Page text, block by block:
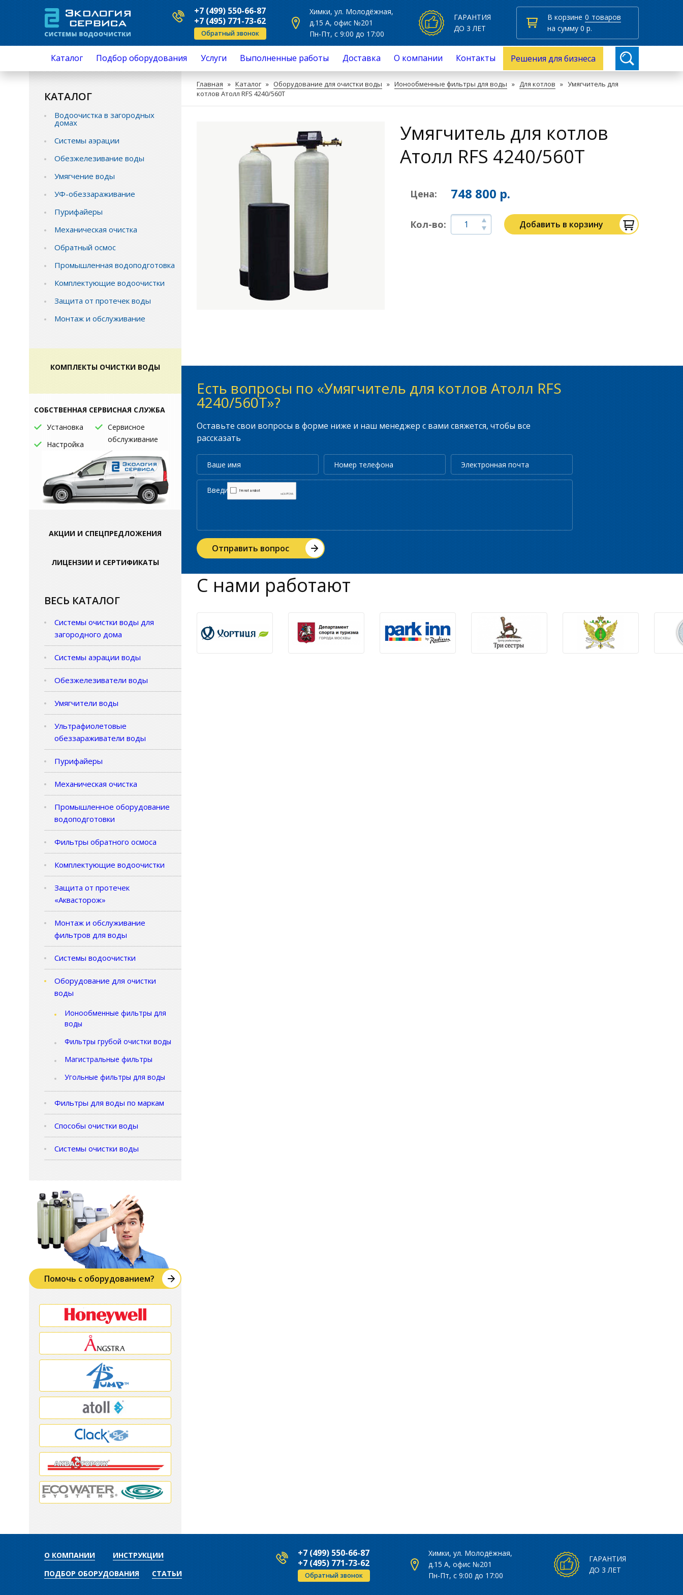
+7 (499) 550-66-87
+7 (495) 771-73-62
Обратный звонок
Химки, ул. Молодёжная,
д.15 А, офис №201
Пн-Пт, с 9:00 до 17:00
ГАРАНТИЯ
ДО 3 ЛЕТ
В корзине 0 товаров
на сумму 0 р.
Каталог
Водоочистка в загородных домах
Обезжелезивание воды
УФ-обеззараживание
Пурифайеры
Механическая очистка
Обратный осмос
Промышленная водоподготовка
Защита от протечек воды
Подбор оборудования Услуги
Ремонт
Установка фильтров для воды
Подключение фильтров для воды
Монтаж систем очистки воды
Замена фильтрующего материала,
перезасыпка
Замена фильтров для воды
Выполненные работы Доставка О компании Контакты Решения для бизнеса
Главная » Каталог » Оборудование для очистки воды » Ионообменные фильтры для воды » Для котлов » Умягчитель для
котлов Атолл RFS 4240/560Т
Умягчитель для котлов
Атолл RFS 4240/560Т
Цена: 748 800 р.
Кол-во: Добавить в корзину
Есть вопросы по «Умягчитель для котлов Атолл RFS
4240/560Т»?
Оставьте свои вопросы в форме ниже и наш менеджер с вами свяжется, чтобы все
рассказать
С нами работают
КАТАЛОГ
Водоочистка в загородных
домах
Системы аэрации
Обезжелезивание воды
Умягчение воды
УФ-обеззараживание
Пурифайеры
Механическая очистка
Обратный осмос
Промышленная водоподготовка
Комплектующие водоочистки
Защита от протечек воды
Монтаж и обслуживание
КОМПЛЕКТЫ ОЧИСТКИ ВОДЫ
СОБСТВЕННАЯ СЕРВИСНАЯ СЛУЖБА
Установка
Настройка
Сервисное
обслуживание
АКЦИИ И СПЕЦПРЕДЛОЖЕНИЯ
ЛИЦЕНЗИИ И СЕРТИФИКАТЫ
ВЕСЬ КАТАЛОГ
Системы очистки воды для
загородного дома
Системы аэрации воды
Обезжелезиватели воды
Умягчители воды
Ультрафиолетовые
обеззараживатели воды
Пурифайеры
Механическая очистка
Промышленное оборудование
водоподготовки
Фильтры обратного осмоса
Комплектующие водоочистки
Защита от протечек
«Аквасторож»
Монтаж и обслуживание
фильтров для воды
Системы водоочистки
Оборудование для очистки
воды
Ионообменные фильтры для
воды
Фильтры грубой очистки воды
Магистральные фильтры
Угольные фильтры для воды
Фильтры для воды по маркам
Способы очистки воды
Системы очистки воды
Помочь с оборудованием?
О КОМПАНИИ
ИНСТРУКЦИИ
ПОДБОР ОБОРУДОВАНИЯ
СТАТЬИ
+7 (499) 550-66-87
+7 (495) 771-73-62
Обратный звонок
Химки, ул. Молодёжная,
д.15 А, офис №201
Пн-Пт, с 9:00 до 17:00
ГАРАНТИЯ
ДО 3 ЛЕТ
Продолжить покупки Перейти в корзину